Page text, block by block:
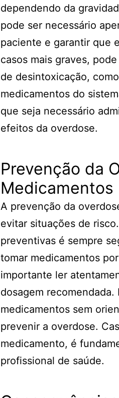
dependendo da
pode ser necessário
paciente e garantir que
casos mais graves,
de desintoxicação,
medicamentos do
que seja necessário
efeitos da overdose.
Prevenção da
Medicamentos
A prevenção da
evitar situações de
preventivas é sempre
tomar medicamentos
importante ler
dosagem
medicamentos sem
prevenir a overdose.
medicamento, é
profissional de saúde.